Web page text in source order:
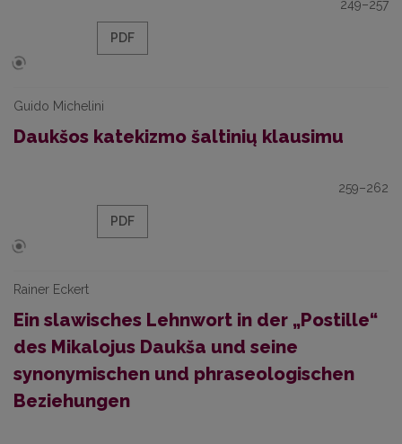
249–257
PDF
Guido Michelini
Daukšos katekizmo šaltinių klausimu
259–262
PDF
Rainer Eckert
Ein slawisches Lehnwort in der „Postille“
des Mikalojus Daukša und seine
synonymischen und phraseologischen
Beziehungen